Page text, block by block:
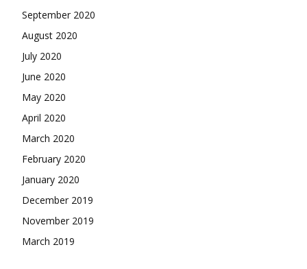
September 2020
August 2020
July 2020
June 2020
May 2020
April 2020
March 2020
February 2020
January 2020
December 2019
November 2019
March 2019